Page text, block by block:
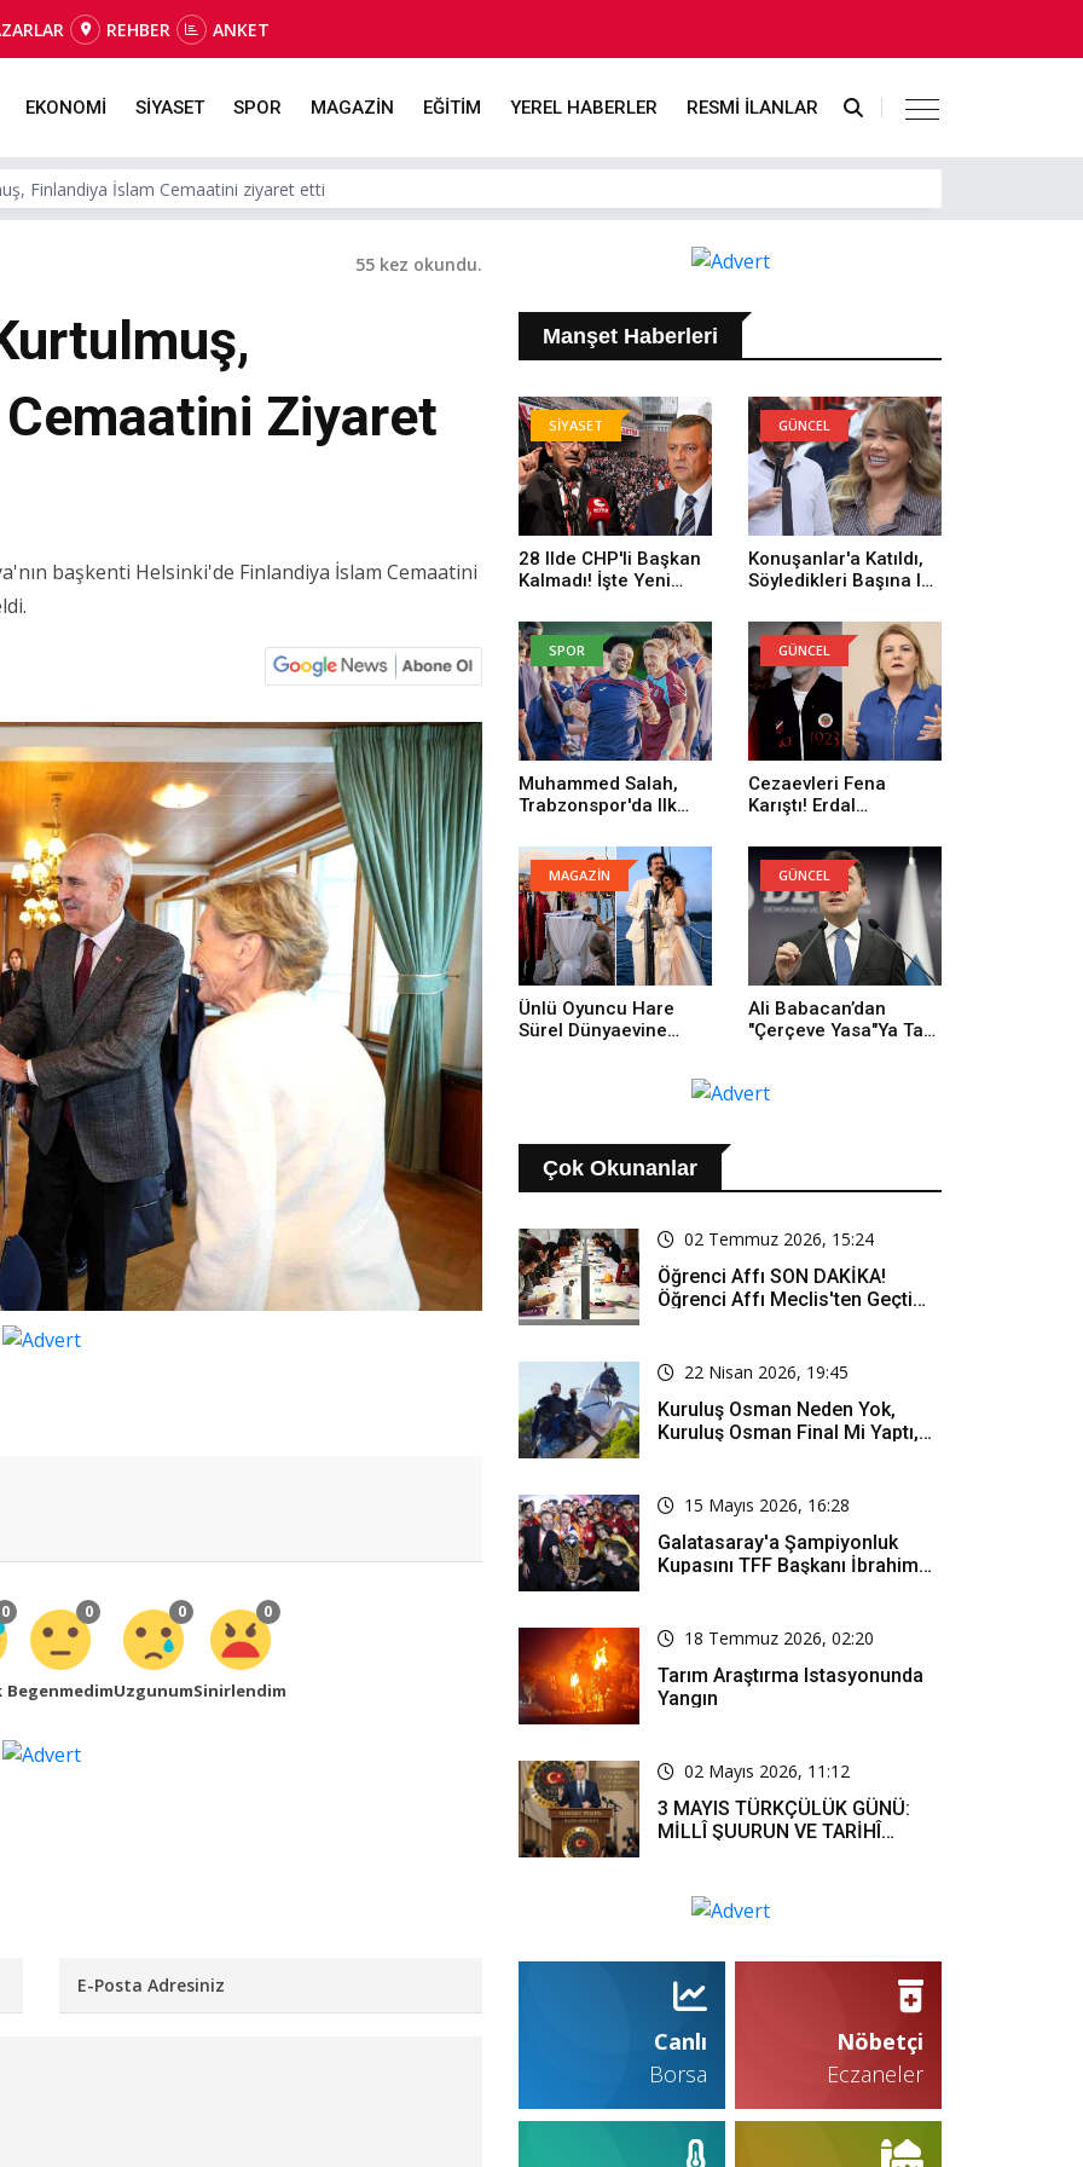
REHBER ANKET
EKONOMİ SİYASET SPOR MAGAZİN EĞİTİM YEREL HABERLER RESMİ İLANLAR
Finlandiya İslam Cemaatini ziyaret etti
55 kez okundu.
Ziyaret
başkenti Helsinki'de Finlandiya İslam Cemaatini
0 0
Begenmedim
0
Uzgunum
0
Sinirlendim
Manşet Haberleri
SİYASET
28 Ilde CHP'li Başkan
Kalmadı! İşte Yeni
Sayısı
GÜNCEL
Konuşanlar'a Katıldı,
Söyledikleri Başına Iş
SPOR
Muhammed Salah,
Trabzonspor'da Ilk
GÜNCEL
Cezaevleri Fena
Karıştı! Erdal
Yüzünden Buradayım
MAGAZİN
Ünlü Oyuncu Hare
Sürel Dünyaevine
GÜNCEL
Ali Babacan’dan
"Çerçeve Yasa"ya Tam
Çok Okunanlar
02 Temmuz 2026, 15:24
Öğrenci Affı SON DAKİKA!
Öğrenci Affı Meclis'ten Geçti
22 Nisan 2026, 19:45
Kuruluş Osman Neden Yok,
Kuruluş Osman Final Mi Yaptı,
Zaman Yayınlanacak?
15 Mayıs 2026, 16:28
Galatasaray'a Şampiyonluk
Kupasını TFF Başkanı İbrahim
18 Temmuz 2026, 02:20
Tarım Araştırma Istasyonunda
Yangın
02 Mayıs 2026, 11:12
3 MAYIS TÜRKÇÜLÜK GÜNÜ:
MİLLÎ ŞUURUN VE TARİHÎ
Canlı
Borsa
Nöbetçi
Eczaneler